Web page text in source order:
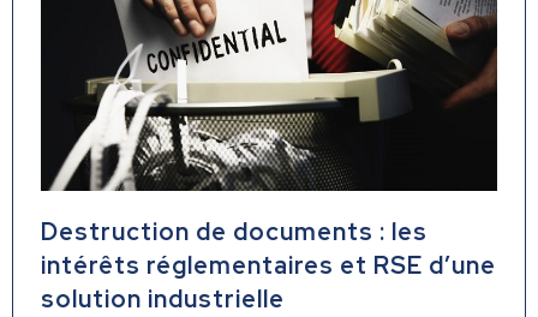
Destruction de documents : les
intérêts réglementaires et RSE d’une
solution industrielle